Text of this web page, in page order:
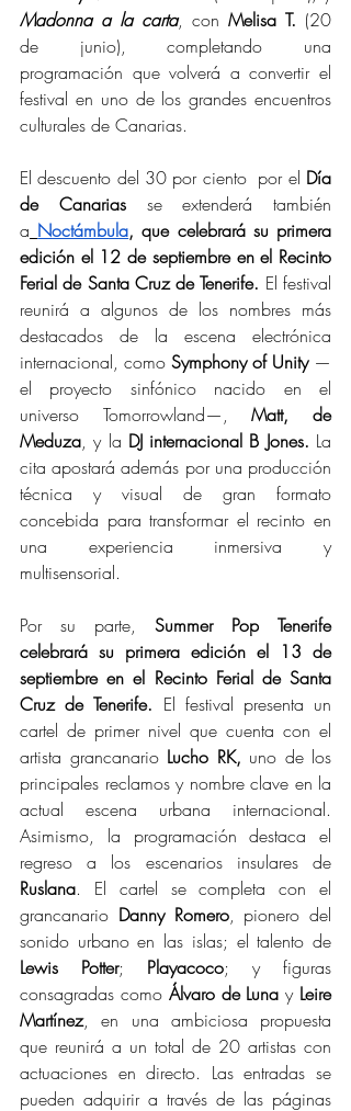
Madonna a la carta, con Melisa T. (20
de junio), completando una
programación que volverá a convertir el
festival en uno de los grandes encuentros
culturales de Canarias.
El descuento del 30 por ciento  por el Día
de Canarias se extenderá también
a Noctámbula, que celebrará su primera
edición el 12 de septiembre en el Recinto
Ferial de Santa Cruz de Tenerife. El festival
reunirá a algunos de los nombres más
destacados de la escena electrónica
internacional, como Symphony of Unity —
el proyecto sinfónico nacido en el
universo Tomorrowland—, Matt, de
Meduza, y la DJ internacional B Jones. La
cita apostará además por una producción
técnica y visual de gran formato
concebida para transformar el recinto en
una experiencia inmersiva y
multisensorial.
Por su parte, Summer Pop Tenerife
celebrará su primera edición el 13 de
septiembre en el Recinto Ferial de Santa
Cruz de Tenerife. El festival presenta un
cartel de primer nivel que cuenta con el
artista grancanario Lucho RK, uno de los
principales reclamos y nombre clave en la
actual escena urbana internacional.
Asimismo, la programación destaca el
Ruslana. El cartel se completa con el
grancanario Danny Romero, pionero del
Lewis Potter; Playacoco; y figuras
consagradas como Álvaro de Luna y Leire
Martínez, en una ambiciosa propuesta
que reunirá a un total de 20 artistas con
actuaciones en directo. Las entradas se
pueden adquirir a través de las páginas